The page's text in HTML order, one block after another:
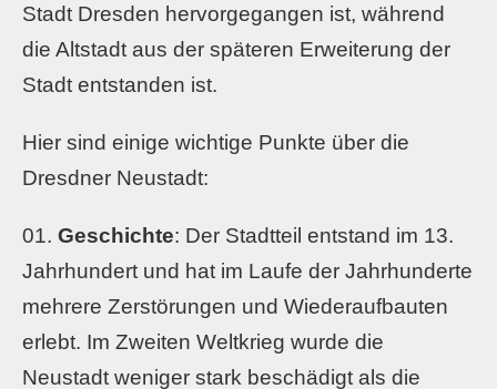
Stadt Dresden hervorgegangen ist, während
die Altstadt aus der späteren Erweiterung der
Stadt entstanden ist.
Hier sind einige wichtige Punkte über die
Dresdner Neustadt:
Geschichte: Der Stadtteil entstand im 13.
Jahrhundert und hat im Laufe der Jahrhunderte
mehrere Zerstörungen und Wiederaufbauten
erlebt. Im Zweiten Weltkrieg wurde die
Neustadt weniger stark beschädigt als die